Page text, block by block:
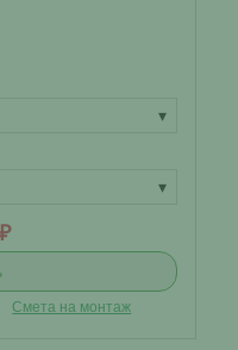
▾
▾
Смета на монтаж